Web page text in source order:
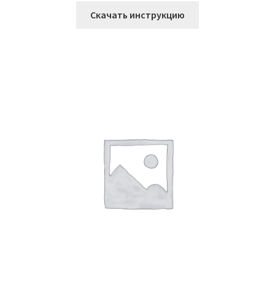
Скачать инструкцию